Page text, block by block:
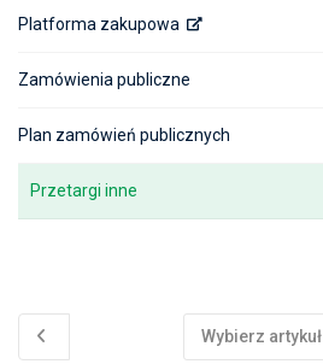
Platforma zakupowa
Zamówienia publiczne
Plan zamówień publicznych
Przetargi inne
Wybierz artykuł